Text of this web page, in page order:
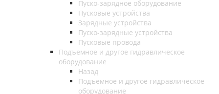
Пуско-зарядное оборудование
Пусковые устройства
Зарядные устройства
Пуско-зарядные устройства
Пусковые провода
Подъемное и другое гидравлическое
оборудование
Назад
Подъемное и другое гидравлическое
оборудование